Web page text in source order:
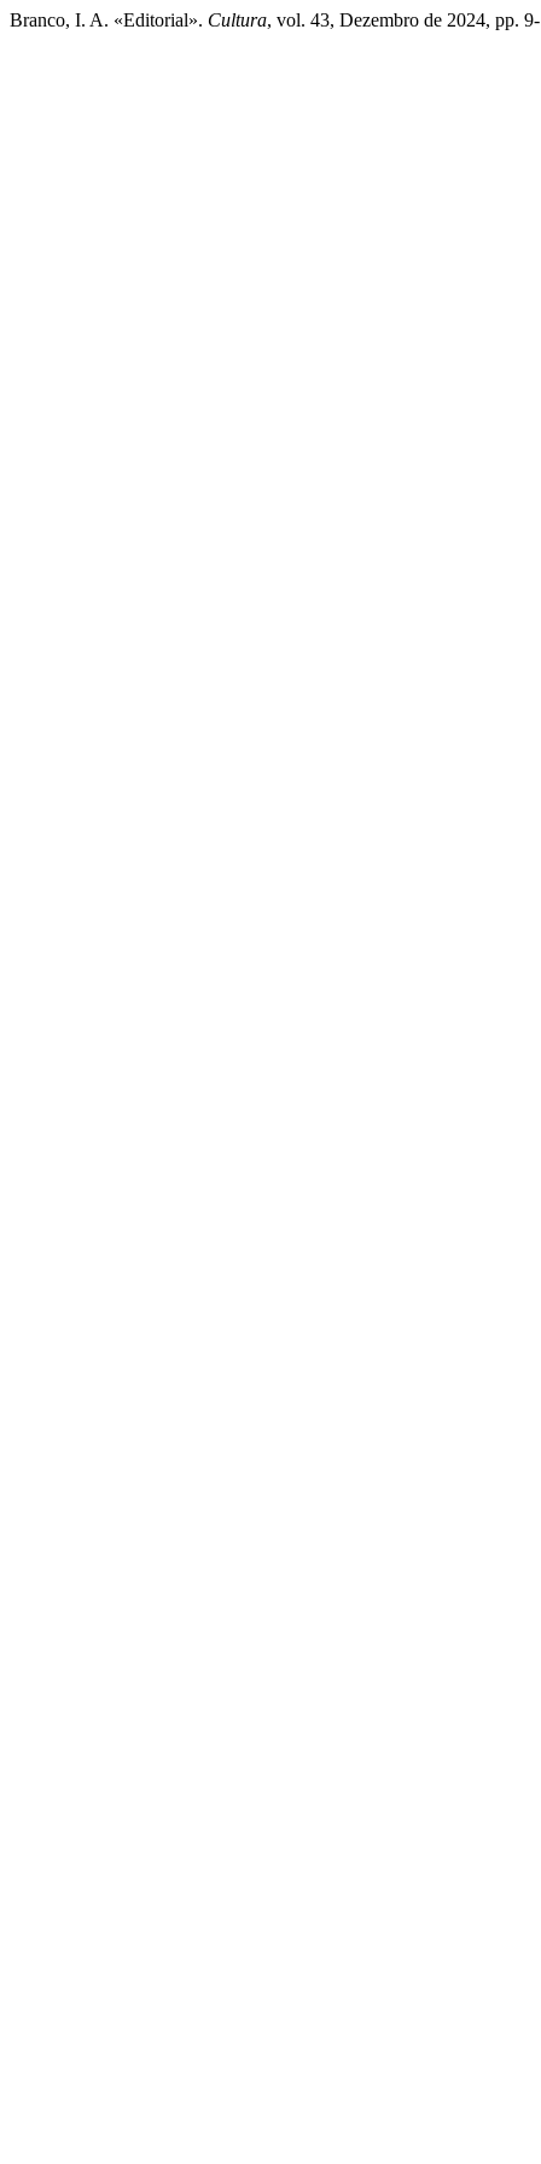
Branco, I. A. «Editorial». Cultura, vol. 43, Dezembro de 2024, pp.